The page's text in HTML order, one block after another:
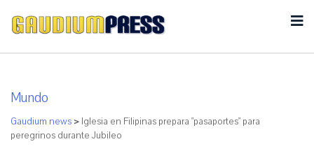
Mundo
Gaudium news > Iglesia en Filipinas prepara "pasaportes" para
peregrinos durante Jubileo